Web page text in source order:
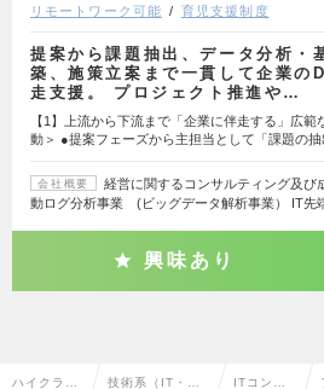
リモートワーク可能
育児支援制度
提案から課題抽出、データ分析・
築、施策立案まで一貫して企業の
走支援。 プロジェクト推進や…
【1】上流から下流まで「企業に伴走する」広
動＞ ●提案フェーズから主担当として「課題の抽
会社概要
経営に関するコンサルティング及び
動ログ分析事業 (ビッグデータ解析事業） IT先
興味あり
ハイクラス 技術系（IT・We ITコンサ